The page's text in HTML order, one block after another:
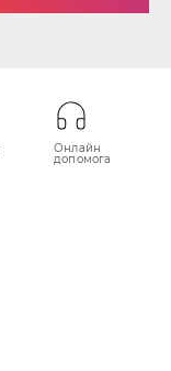
Онлайн
допомога